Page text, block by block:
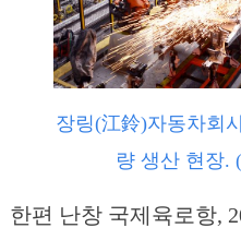
장링(江鈴)자동차회
량 생산 현장.
한편 난창 국제육로항,